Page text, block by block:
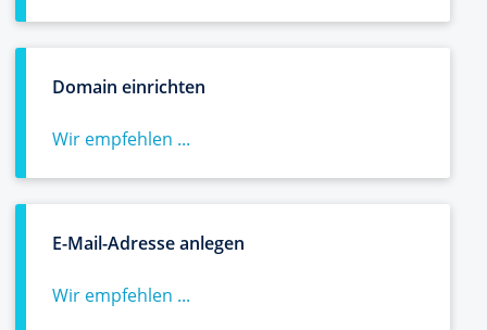
Domain einrichten
Wir empfehlen ...
E-Mail-Adresse anlegen
Wir empfehlen ...